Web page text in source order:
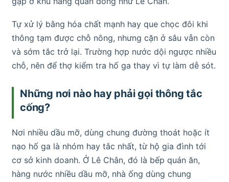
Tự xử lý bằng hóa chất mạnh hay que chọc đôi khi
thông tạm được chỗ nông, nhưng cặn ở sâu vẫn còn
và sớm tắc trở lại. Trường hợp nước dội ngược nhiều
chỗ, nên để thợ kiểm tra hố ga thay vì tự làm dễ sót.
Những nơi nào hay phải gọi thông tắc
cống?
Nơi nhiều dầu mỡ, dùng chung đường thoát hoặc ít
nạo hố ga là nhóm hay tắc nhất, từ hộ gia đình tới
cơ sở kinh doanh. Ở Lê Chân, đó là bếp quán ăn,
hàng nước nhiều dầu mỡ, nhà ống dùng chung